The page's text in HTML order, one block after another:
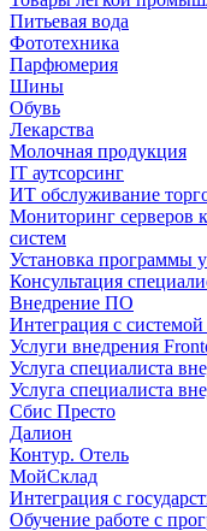
Питьевая вода
Фототехника
Парфюмерия
Шины
Обувь
Лекарства
Молочная продукция
IT аутсорсинг
ИТ обслуживание
Мониторинг серверов
систем
Установка программы
Консультация
Внедрение ПО
Интеграция с
Услуги внедрения
Услуга специалиста
Услуга специалиста
Сбис Престо
Далион
Контур. Отель
МойСклад
Интеграция с
Обучение работе с